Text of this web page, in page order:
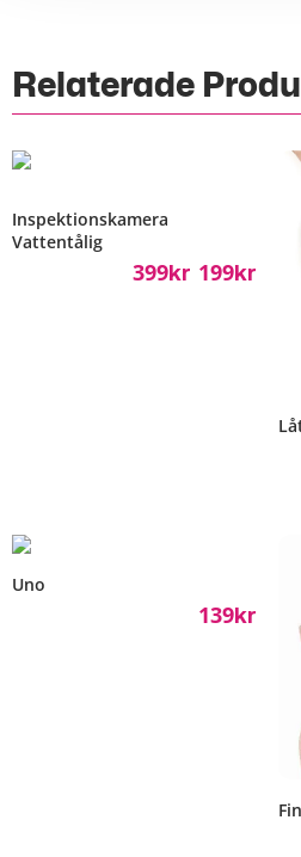
Relaterade
Inspektionskamera
Vattentålig
199Kr
399Kr
Uno
139Kr